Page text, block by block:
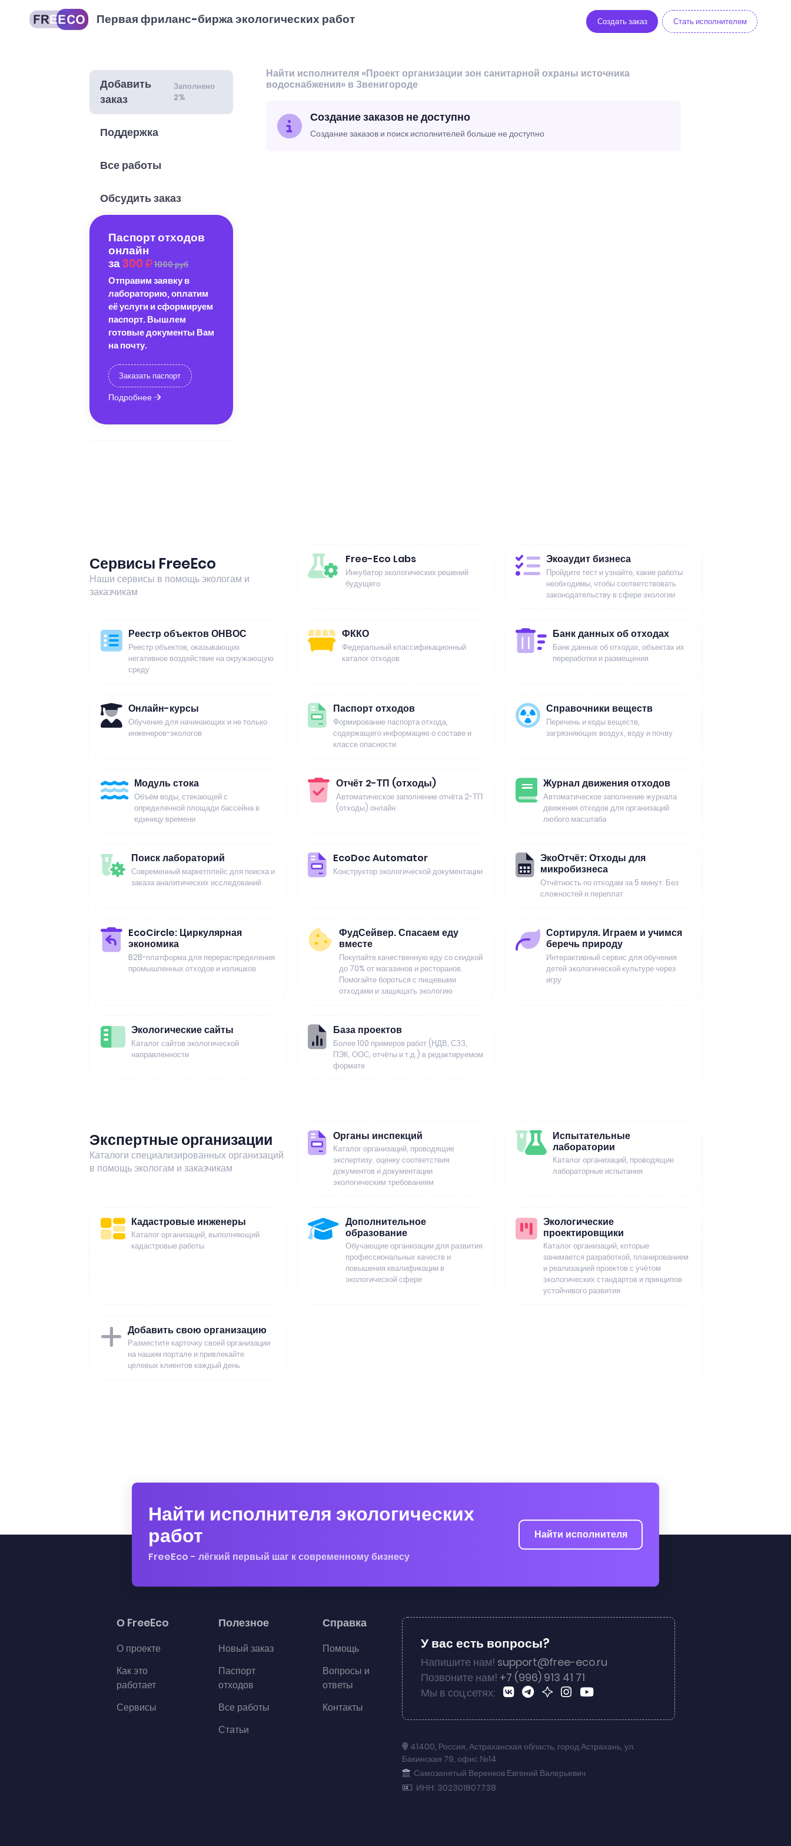
Первая фриланс-биржа экологических работ Создать заказ Стать исполнителем
Добавить
заказ
Заполнено
2%
Поддержка
Все работы
Обсудить заказ
Паспорт отходов
онлайн
за300 1000 руб
Отправим заявку в
лабораторию, оплатим
её услуги и сформируем
паспорт. Вышлем
готовые документы Вам
на почту.
Заказать паспорт
Подробнее
Найти исполнителя «Проект организации зон санитарной охраны источника
водоснабжения» в Звенигороде
Создание заказов не доступно
Создание заказов и поиск исполнителей больше не доступно
Сервисы FreeEco
Наши сервисы в помощь экологам и
заказчикам
Free-Eco Labs
Инкубатор экологических решений
будущего
Экоаудит бизнеса
Пройдите тест и узнайте, какие работы
необходимы, чтобы соответствовать
законодательству в сфере экологии
Реестр объектов ОНВОС
Реестр объектов, оказывающих
негативное воздействие на окружающую
среду
ФККО
Федеральный классификационный
каталог отходов
Банк данных об отходах
Банк данных об отходах, объектах их
переработки и размещения
Онлайн-курсы
Обучение для начинающих и не только
инженеров-экологов
Паспорт отходов
Формирование паспорта отхода,
содержащего информацию о составе и
классе опасности
Справочники веществ
Перечень и коды веществ,
загрязняющих воздух, воду и почву
Модуль стока
Объём воды, стекающей с
определенной площади бассейна в
единицу времени
Отчёт 2-ТП (отходы)
Автоматическое заполнение отчёта 2-ТП
(отходы) онлайн
Журнал движения отходов
Автоматическое заполнение журнала
движения отходов для организаций
любого масштаба
Поиск лабораторий
Современный маркетплейс для поиска и
заказа аналитических исследований
EcoDoc Automator
Конструктор экологической документации
ЭкоОтчёт: Отходы для
микробизнеса
Отчётность по отходам за 5 минут. Без
сложностей и переплат
EcoCircle: Циркулярная
экономика
B2B-платформа для перераспределения
промышленных отходов и излишков
ФудСейвер. Спасаем еду
вместе
Покупайте качественную еду со скидкой
до 70% от магазинов и ресторанов.
Помогайте бороться с пищевыми
отходами и защищать экологию
Сортируля. Играем и учимся
беречь природу
Интерактивный сервис для обучения
детей экологической культуре через
игру
Экологические сайты
Каталог сайтов экологической
направленности
База проектов
Более 100 примеров работ (НДВ, СЗЗ,
ПЭК, ООС, отчёты и т.д.) в редактируемом
формате
Экспертные организации
Каталоги специализированных организаций
в помощь экологам и заказчикам
Органы инспекций
Каталог организаций, проводящие
экспертизу, оценку соответствия
документов и документации
экологическим требованиям
Испытательные
лаборатории
Каталог организаций, проводящие
лабораторные испытания
Кадастровые инженеры
Каталог организаций, выполняющий
кадастровые работы
Дополнительное
образование
Обучающие организации для развития
профессиональных качеств и
повышения квалификации в
экологической сфере
Экологические
проектировщики
Каталог организаций, которые
занимается разработкой, планированием
и реализацией проектов с учётом
экологических стандартов и принципов
устойчивого развития
Добавить свою организацию
Разместите карточку своей организации
на нашем портале и привлекайте
целевых клиентов каждый день
Найти исполнителя экологических
работ
FreeEco - лёгкий первый шаг к современному бизнесу
Найти исполнителя
О FreeEco
О проекте
Как это
работает
Сервисы
Полезное
Новый заказ
Паспорт
отходов
Все работы
Статьи
Справка
Помощь
Вопросы и
ответы
Контакты
У вас есть вопросы?
Напишите нам! support@free-eco.ru
Позвоните нам! +7 (996) 913 41 71
Мы в соц.сетях:
41400, Россия, Астраханская область, город Астрахань, ул.
Бакинская 79, офис №14
Самозанятый Веренков Евгений Валерьевич
ИНН: 302301807738